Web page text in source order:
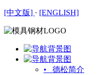
[中文版] · [ENGLISH]
• 德松简介